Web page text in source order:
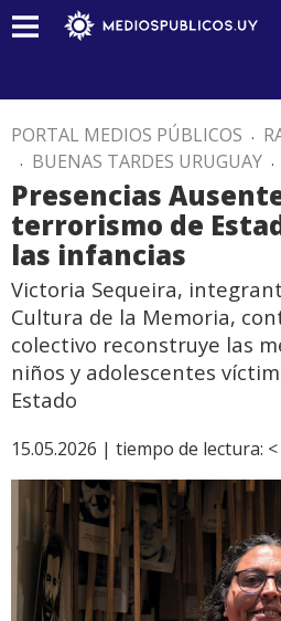
PORTAL MEDIOS PÚBLICOS .
. BUENAS TARDES URUGUAY .
Presencias
terrorismo de
las infancias
Victoria Sequeira,
Cultura de la Memoria,
colectivo reconstruye las
niños y adolescentes
Estado
15.05.2026 | tiempo de lectura: <